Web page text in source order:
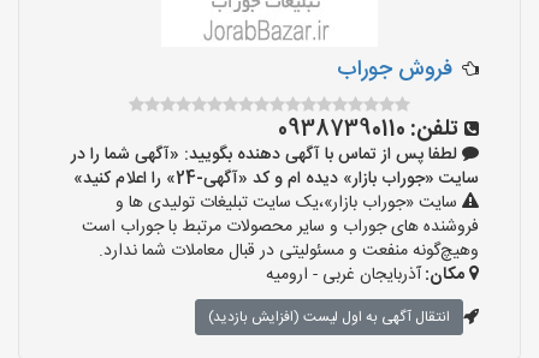
فروش جوراب
تلفن: 09387390110
لطفا پس از تماس با آگهی دهنده بگویید: «آگهی شما را در
سایت «جوراب بازار» دیده ام و کد «آگهی-24» را اعلام کنید»
سایت «جوراب بازار»،یک سایت تبلیغات تولیدی ها و
فروشنده های جوراب و سایر محصولات مرتبط با جوراب است
وهیچ‌گونه منفعت و مسئولیتی در قبال معاملات شما ندارد.
مکان:آذربایجان غربی - ارومیه
انتقال آگهی به اول لیست (افزایش بازدید)